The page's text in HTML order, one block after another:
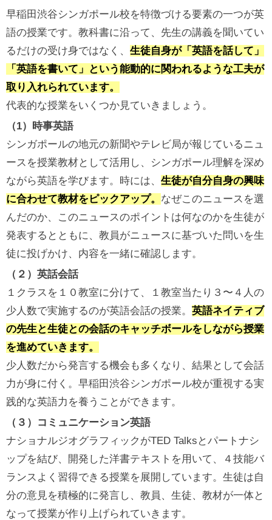
早稲田渋谷シンガポール校を特徴づける要素の一つが英
語の授業です。教科書に沿って、先生の講義を聞いてい
るだけの受け身ではなく、 生徒自身が「英語を話して」
「英語を書いて」という能動的に関われるような工夫が
取り入れられています。
代表的な授業をいくつか見ていきましょう。
（1）時事英語
シンガポールの地元の新聞やテレビ局が報じているニュ
ースを授業教材として活用し、シンガポール理解を深め
ながら英語を学びます。時には、 生徒が自分自身の興味
に合わせて教材をピックアップ。 なぜこのニュースを選
んだのか、このニュースのポイントは何なのかを生徒が
発表するとともに、教員がニュースに基づいた問いを生
徒に投げかけ、内容を一緒に確認します。
（２）英話会話
１クラスを１０教室に分けて、１教室当たり３〜４人の
少人数で実施するのが英語会話の授業。 英語ネイティブ
の先生と生徒との会話のキャッチボールをしながら授業
を進めていきます。
少人数だから発言する機会も多くなり、結果として会話
力が身に付く。早稲田渋谷シンガポール校が重視する実
践的な英語力を養うことができます。
（３）コミュニケーション英語
ナショナルジオグラフィックがTED Talksとパートナシ
ップを結び、開発した洋書テキストを用いて、４技能バ
ランスよく習得できる授業を展開しています。生徒は自
分の意見を積極的に発言し、教員、生徒、教材が一体と
なって授業が作り上げられていきます。